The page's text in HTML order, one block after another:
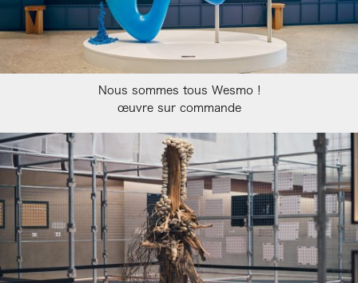
Nous sommes tous Wesmo !
œuvre sur commande